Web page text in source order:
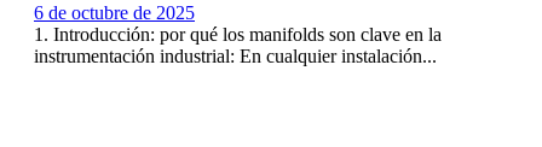
6 de octubre de 2025
1️. Introducción: por qué los manifolds son clave en la
instrumentación industrial: En cualquier instalación...